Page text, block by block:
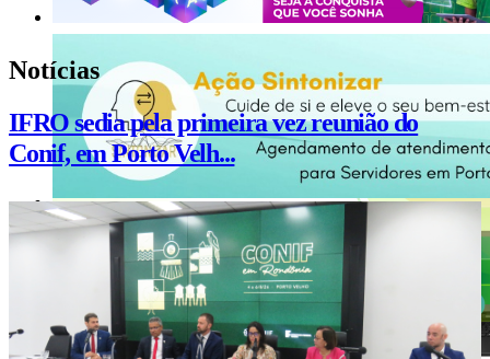
Notícias
IFRO sedia pela primeira vez reunião do
Conif, em Porto Velh...